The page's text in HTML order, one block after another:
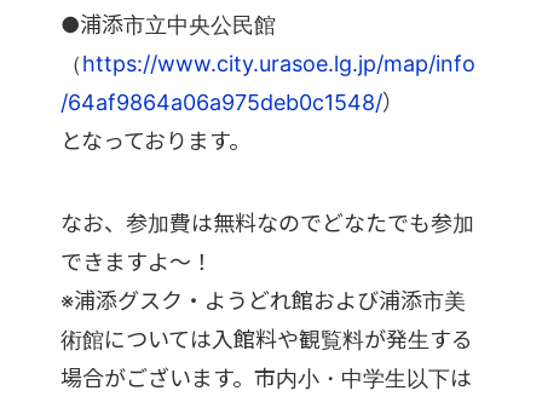
●浦添市立中央公民館
（https://www.city.urasoe.lg.jp/map/info
/64af9864a06a975deb0c1548/）
となっております。
なお、参加費は無料なのでどなたでも参加
できますよ～！
※浦添グスク・ようどれ館および浦添市美
術館については入館料や観覧料が発生する
場合がございます。市内小・中学生以下は